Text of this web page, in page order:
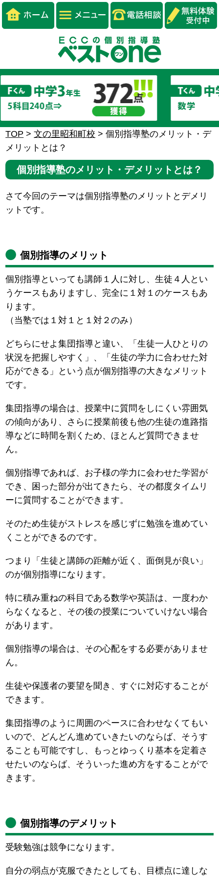
TOP >文の里昭和町校 >個別指導塾のメリット・デ
メリットとは？
個別指導塾のメリット・デメリットとは？
さて今回のテーマは個別指導塾のメリットとデメリ
ットです。
個別指導のメリット
個別指導といっても講師１人に対し、生徒４人とい
うケースもありますし、完全に１対１のケースもあ
ります。
（当塾では１対１と１対２のみ）
どちらにせよ集団指導と違い、「生徒一人ひとりの
状況を把握しやすく」、「生徒の学力に合わせた対
応ができる」という点が個別指導の大きなメリット
です。
集団指導の場合は、授業中に質問をしにくい雰囲気
の傾向があり、さらに授業前後も他の生徒の進路指
導などに時間を割くため、ほとんど質問できませ
ん。
個別指導であれば、お子様の学力に会わせた学習が
でき、困った部分が出てきたら、その都度タイムリ
ーに質問することができます。
そのため生徒がストレスを感じずに勉強を進めてい
くことができるのです。
つまり「生徒と講師の距離が近く、面倒見が良い」
のが個別指導になります。
特に積み重ねの科目である数学や英語は、一度わか
らなくなると、その後の授業についていけない場合
があります。
個別指導の場合は、その心配をする必要がありませ
ん。
生徒や保護者の要望を聞き、すぐに対応することが
できます。
集団指導のように周囲のペースに合わせなくてもい
いので、どんどん進めていきたいのならば、そうす
ることも可能ですし、もっとゆっくり基本を定着さ
せたいのならば、そういった進め方をすることがで
きます。
個別指導のデメリット
受験勉強は競争になります。
自分の弱点が克服できたとしても、目標点に達しな